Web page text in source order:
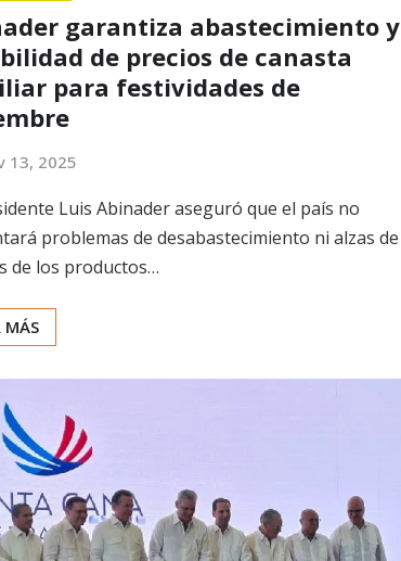
garantiza abastecimiento y
de precios de canasta
para festividades de
13, 2025
Luis Abinader aseguró que el país no
problemas de desabastecimiento ni alzas de
de los productos…
MÁS